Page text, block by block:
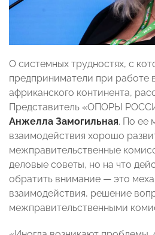
О системных трудностях, с
предприниматели при работе
африканского континента,
Представитель «ОПОРЫ
Анжелла Замогильная. По ее
взаимодействия хорошо
межправительственные
деловые советы, но на что
обратить внимание — это
взаимодействия, решение
межправительственными